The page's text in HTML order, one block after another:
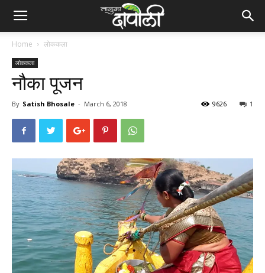
Home लोककला
लोककला
नौका पूजन
By Satish Bhosale - March 6, 2018 1
9626